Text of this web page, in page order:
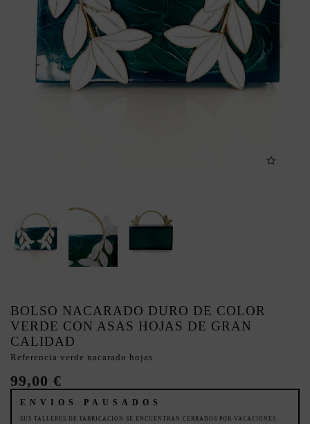
BOLSO NACARADO DURO DE COLOR
VERDE CON ASAS HOJAS DE GRAN
CALIDAD
Referencia verde nacarado hojas
99,00 €
ENVIOS PAUSADOS
SUS TALLERES DE FABRICACION SE ENCUENTRAN CERRADOS POR VACACIONES